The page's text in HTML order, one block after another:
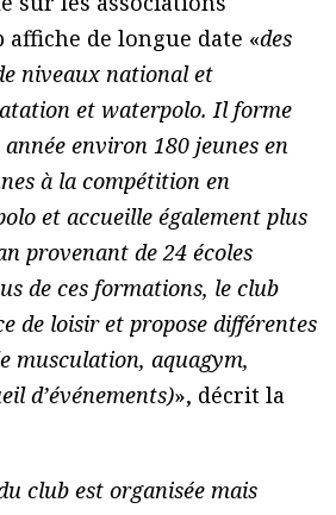
affiche de longue date «des
niveaux national et
et waterpolo. Il forme
environ 180 jeunes en
à la compétition en
et accueille également plus
provenant de 24 écoles
de ces formations, le club
de loisir et propose différentes
musculation, aquagym,
d’événements)», décrit la
club est organisée mais